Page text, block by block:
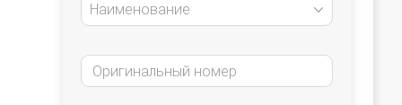
Наименование